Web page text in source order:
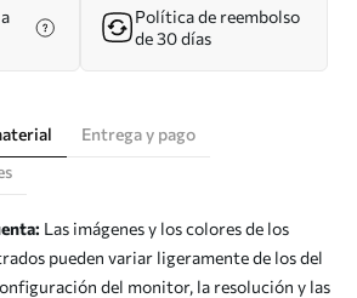
Política de reembolso
de 30 días
Entrega y pago
Las imágenes y los colores de los
pueden variar ligeramente de los del
del monitor, la resolución y las